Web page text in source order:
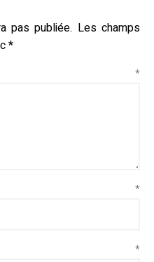
pas publiée. Les champs
*
*
*
*